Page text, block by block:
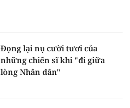
Đọng lại nụ cười tươi của
những chiến sĩ khi "đi giữa
lòng Nhân dân"